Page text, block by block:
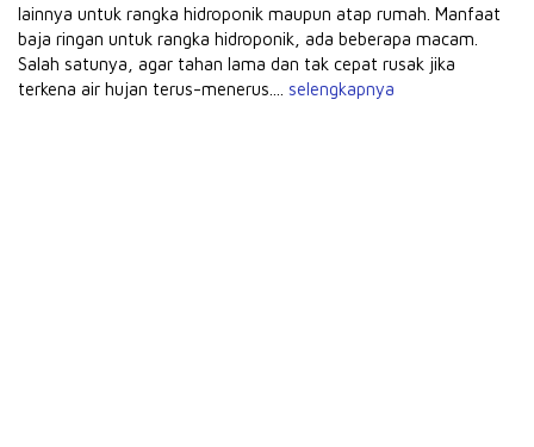
lainnya untuk rangka hidroponik maupun atap rumah. Manfaat
baja ringan untuk rangka hidroponik, ada beberapa macam.
Salah satunya, agar tahan lama dan tak cepat rusak jika
terkena air hujan terus-menerus.... selengkapnya